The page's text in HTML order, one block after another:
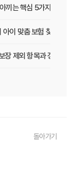
끼는 핵심 5가지
이 맞춤 보험 찾는 법
제외 항목과 갱신 조건
돌아가기